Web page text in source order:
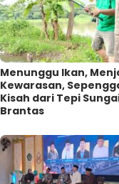
Menunggu Ikan,
Kewarasan,
Kisah dari Tepi
Brantas